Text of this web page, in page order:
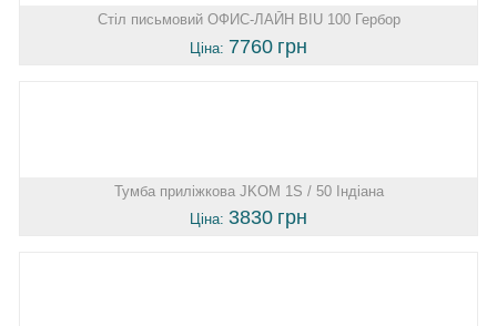
Стіл письмовий ОФИС-ЛАЙН BIU 100 Гербор
Ціна: 7760 грн
Тумба приліжкова JKOM 1S / 50 Індіана
Ціна: 3830 грн